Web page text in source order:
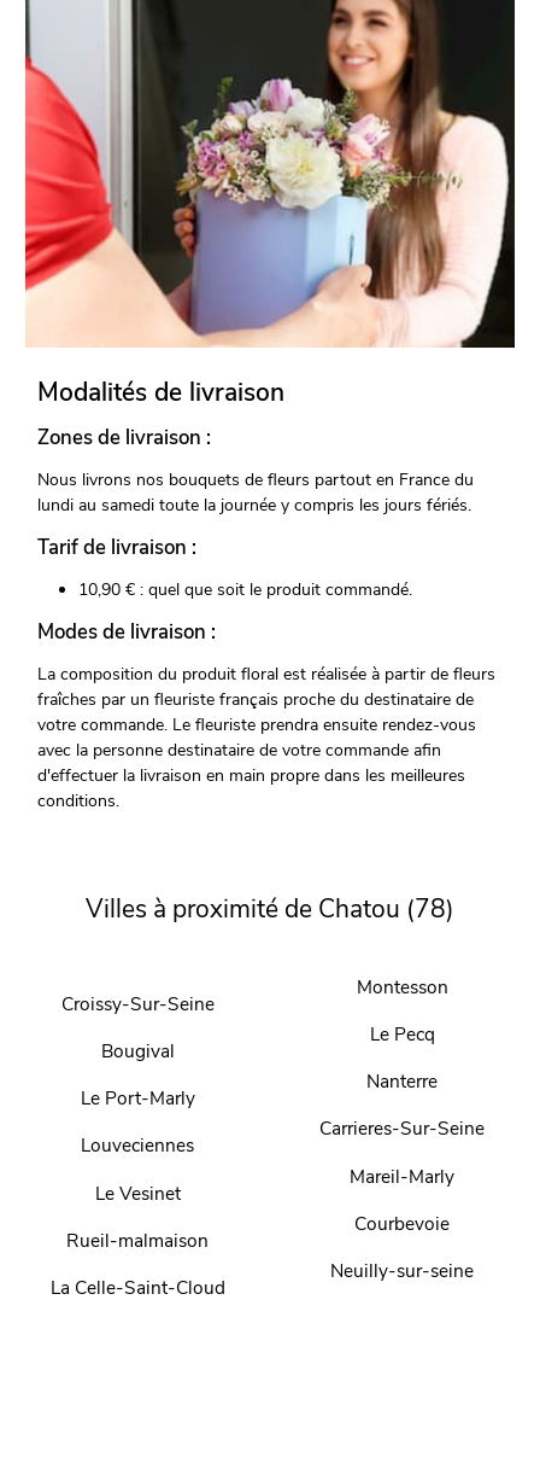
Modalités de livraison
Zones de livraison :
Nous livrons nos bouquets de fleurs partout en France du
lundi au samedi toute la journée y compris les jours fériés.
Tarif de livraison :
10,90 € : quel que soit le produit commandé.
Modes de livraison :
La composition du produit floral est réalisée à partir de fleurs
fraîches par un fleuriste français proche du destinataire de
votre commande. Le fleuriste prendra ensuite rendez-vous
avec la personne destinataire de votre commande afin
d'effectuer la livraison en main propre dans les meilleures
conditions.
Villes à proximité de Chatou (78)
Croissy-Sur-Seine
Bougival
Le Port-Marly
Louveciennes
Le Vesinet
Rueil-malmaison
La Celle-Saint-Cloud
Montesson
Le Pecq
Nanterre
Carrieres-Sur-Seine
Mareil-Marly
Courbevoie
Neuilly-sur-seine